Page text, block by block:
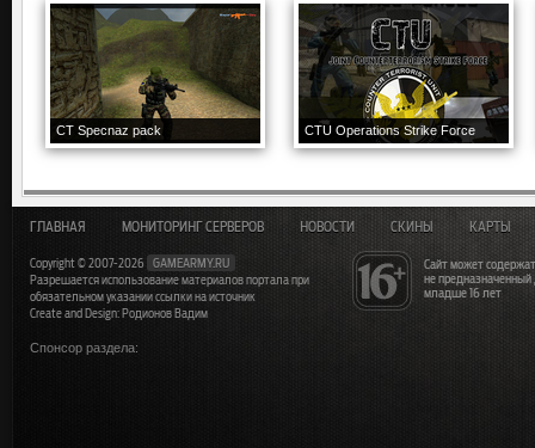
CT Specnaz pack CTU Operations Strike Force
Сайт может
не
младше 16 лет
ГЛАВНАЯ МОНИТОРИНГ СЕРВЕРОВ НОВОСТИ СКИНЫ КАРТЫ
Copyright © 2007-2026
GAMEARMY.RU
Разрешается использование материалов портала при
обязательном указании ссылки на источник
Create and Design: Родионов Вадим
Спонсор раздела: